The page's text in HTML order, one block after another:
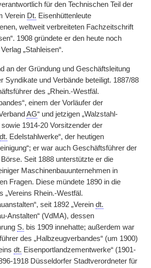
für den Technischen Teil der
Verein Dt. Eisenhüttenleute
weltweit verbreiteten Fachzeitschrift
1908 gründete er den heute noch
„Stahleisen“.
an der Gründung und Geschäftsleitung
Syndikate und Verbände beteiligt. 1887/88
des „Rhein.-Westfäl.
einem der Vorläufer der
AG“ und jetzigen „Walzstahl-
sowie 1914-20 Vorsitzender der
dt. Edelstahlwerke“, der heutigen
er war auch Geschäftsführer der
Seit 1888 unterstützte er die
Maschinenbauunternehmen in
Fragen. Diese mündete 1890 in die
„Vereins Rhein.-Westfäl.
seit 1892 „Verein dt.
Anstalten“ (VdMA), dessen
S. bis 1909 innehatte; außerdem war
des „Halbzeugverbandes“ (um 1900)
dt. Eisenportlandzementwerke“ (1901-
1918 Düsseldorfer Stadtverordneter für